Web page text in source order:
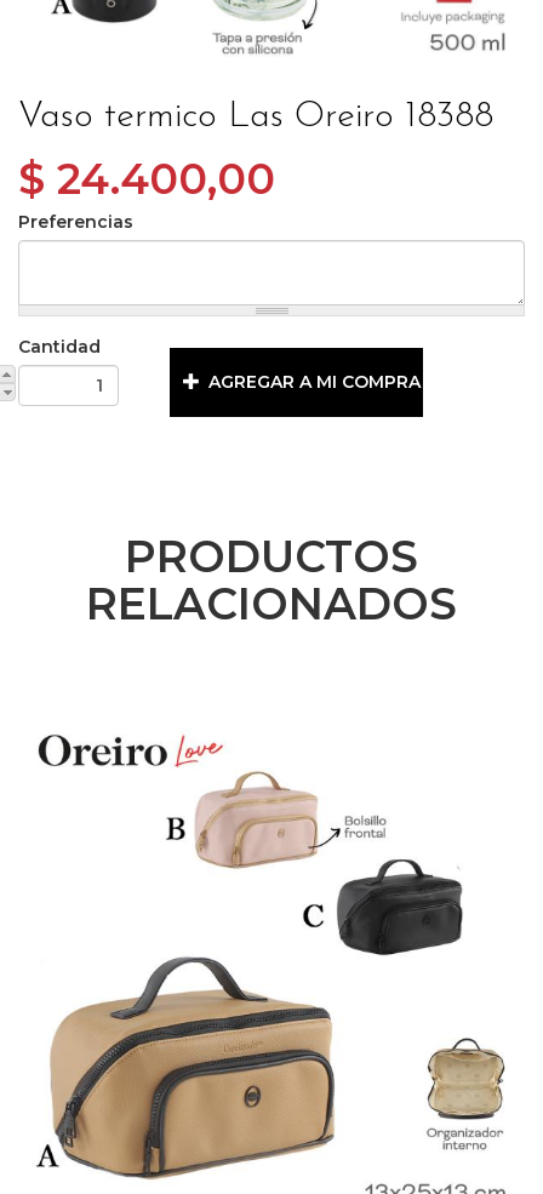
Vaso termico Las Oreiro 18388
$ 24.400,00
Preferencias
Cantidad
AGREGAR A MI COMPRA
PRODUCTOS
RELACIONADOS